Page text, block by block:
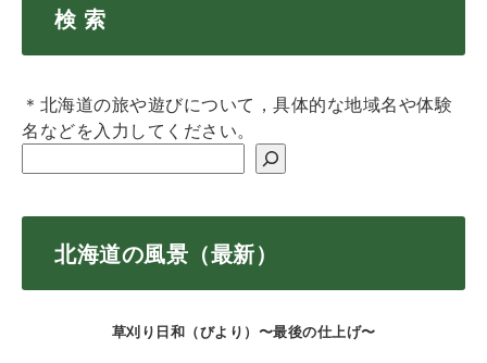
検 索
＊北海道の旅や遊びについて，具体的な地域名や体験
名などを入力してください。
北海道の風景（最新）
草刈り日和（びより）〜最後の仕上げ〜